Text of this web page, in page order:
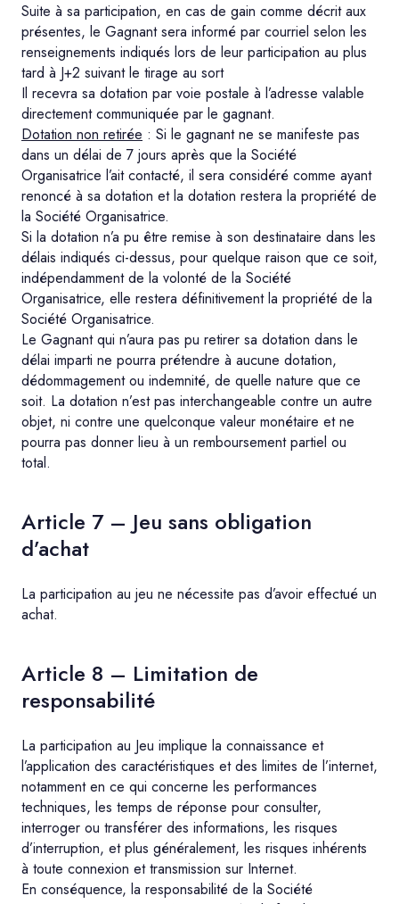
Suite à sa participation, en cas de gain comme décrit aux
présentes, le Gagnant sera informé par courriel selon les
renseignements indiqués lors de leur participation au plus
tard à J+2 suivant le tirage au sort
Il recevra sa dotation par voie postale à l’adresse valable
directement communiquée par le gagnant.
Dotation non retirée : Si le gagnant ne se manifeste pas
dans un délai de 7 jours après que la Société
Organisatrice l’ait contacté, il sera considéré comme ayant
renoncé à sa dotation et la dotation restera la propriété de
la Société Organisatrice.
Si la dotation n’a pu être remise à son destinataire dans les
délais indiqués ci-dessus, pour quelque raison que ce soit,
indépendamment de la volonté de la Société
Organisatrice, elle restera définitivement la propriété de la
Société Organisatrice.
Le Gagnant qui n’aura pas pu retirer sa dotation dans le
délai imparti ne pourra prétendre à aucune dotation,
dédommagement ou indemnité, de quelle nature que ce
soit. La dotation n’est pas interchangeable contre un autre
objet, ni contre une quelconque valeur monétaire et ne
pourra pas donner lieu à un remboursement partiel ou
total.
Article 7 – Jeu sans obligation
d’achat
La participation au jeu ne nécessite pas d’avoir effectué un
achat.
Article 8 – Limitation de
responsabilité
La participation au Jeu implique la connaissance et
l’application des caractéristiques et des limites de l’internet,
notamment en ce qui concerne les performances
techniques, les temps de réponse pour consulter,
interroger ou transférer des informations, les risques
d’interruption, et plus généralement, les risques inhérents
à toute connexion et transmission sur Internet.
En conséquence, la responsabilité de la Société